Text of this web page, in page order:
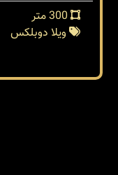
ویلا دوبلکس